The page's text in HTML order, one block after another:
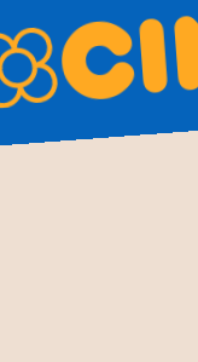
desees
ideal. Explora
con el humor